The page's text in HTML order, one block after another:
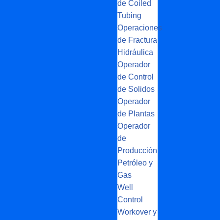
de Coiled
Tubing
Operaciones
de Fractura
Hidráulica
Operador
de Control
de Solidos
Operador
de Plantas
Operador
de
Producción
Petróleo y
Gas
Well
Control
Workover y